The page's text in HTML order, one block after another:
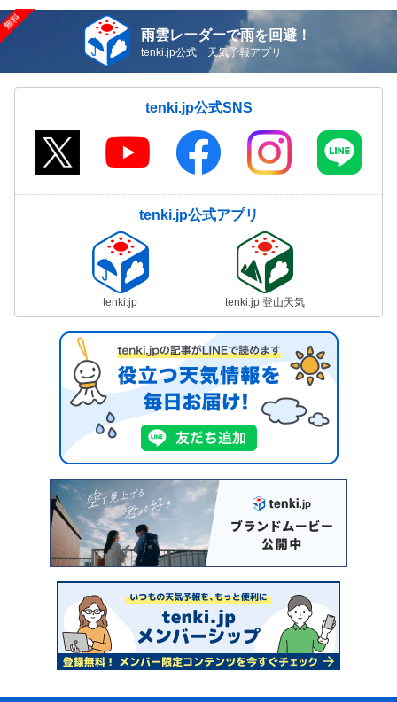
雨雲レーダーで雨を回避！
tenki.jp公式 天気予報アプリ
tenki.jp公式SNS
tenki.jp公式アプリ
tenki.jp tenki.jp 登山天気